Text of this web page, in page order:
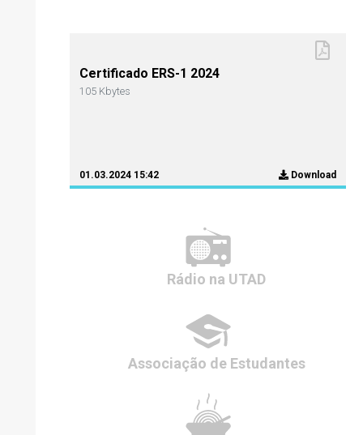
Certificado ERS-1 2024
105 Kbytes
01.03.2024 15:42 Download
Rádio na UTAD
Associação de Estudantes